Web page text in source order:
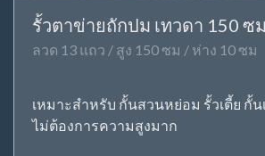
รั้วตาข่ายถักปม เทวดา 150 ซ
ลวด 13 แถว / สูง 150 ซม / ห่าง 10 ซม
เหมาะสำหรับ กั้นสวนหย่อม รั้วเตี้ย กั้
ไม่ต้องการความสูงมาก